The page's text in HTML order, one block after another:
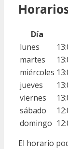
Día
lunes
martes
miércoles
jueves
viernes
sábado
domingo
El horario